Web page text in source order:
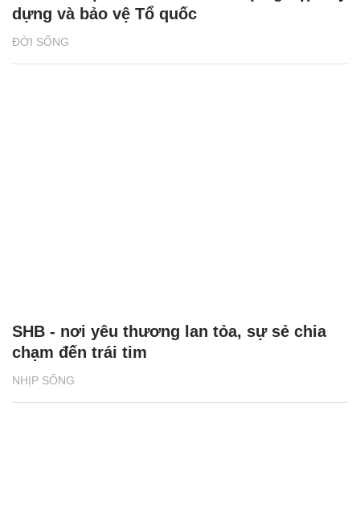
ĐỜI SỐNG
dựng và bảo vệ Tổ quốc
NHỊP SỐNG
SHB - nơi yêu thương lan tỏa, sự sẻ chia
chạm đến trái tim